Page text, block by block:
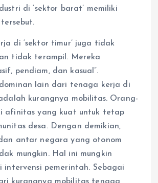
di ‘sektor barat’ memiliki
di ‘sektor timur’ juga tidak
tidak terampil. Mereka
pendiam, dan kasual”.
lain dari tenaga kerja di
adalah kurangnya mobilitas. Orang-
afinitas yang kuat untuk tetap
desa. Dengan demikian,
antar negara yang otonom
mungkin. Hal ini mungkin
intervensi pemerintah. Sebagai